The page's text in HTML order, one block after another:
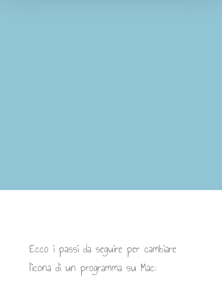
Ecco i passi da seguire per cambiare
l’icona di un programma su Mac: